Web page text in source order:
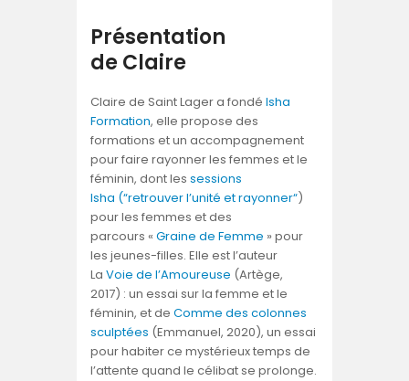
Présentation
de Claire
Claire de Saint Lager a fondé Isha
Formation, elle propose des
formations et un accompagnement
pour faire rayonner les femmes et le
féminin, dont les sessions
Isha (“retrouver l’unité et rayonner“)
pour les femmes et des
parcours « Graine de Femme » pour
les jeunes-filles. Elle est l’auteur
La Voie de l’Amoureuse (Artège,
2017) : un essai sur la femme et le
féminin, et de Comme des colonnes
sculptées (Emmanuel, 2020), un essai
pour habiter ce mystérieux temps de
l’attente quand le célibat se prolonge.